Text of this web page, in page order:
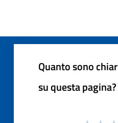
Quanto sono
su questa pagina?